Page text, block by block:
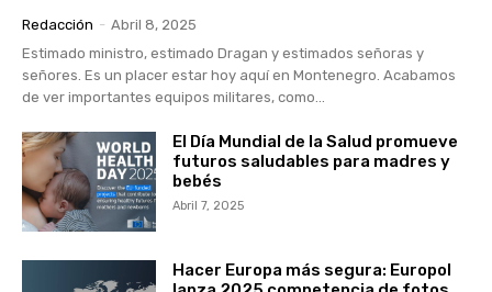
Redacción - Abril 8, 2025
Estimado ministro, estimado Dragan y estimados señoras y
señores. Es un placer estar hoy aquí en Montenegro. Acabamos
de ver importantes equipos militares, como...
El Día Mundial de la Salud promueve
futuros saludables para madres y
bebés
Abril 7, 2025
Hacer Europa más segura: Europol